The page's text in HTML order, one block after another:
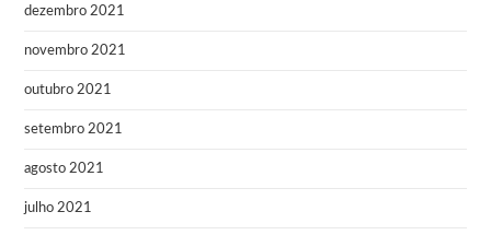
dezembro 2021
novembro 2021
outubro 2021
setembro 2021
agosto 2021
julho 2021